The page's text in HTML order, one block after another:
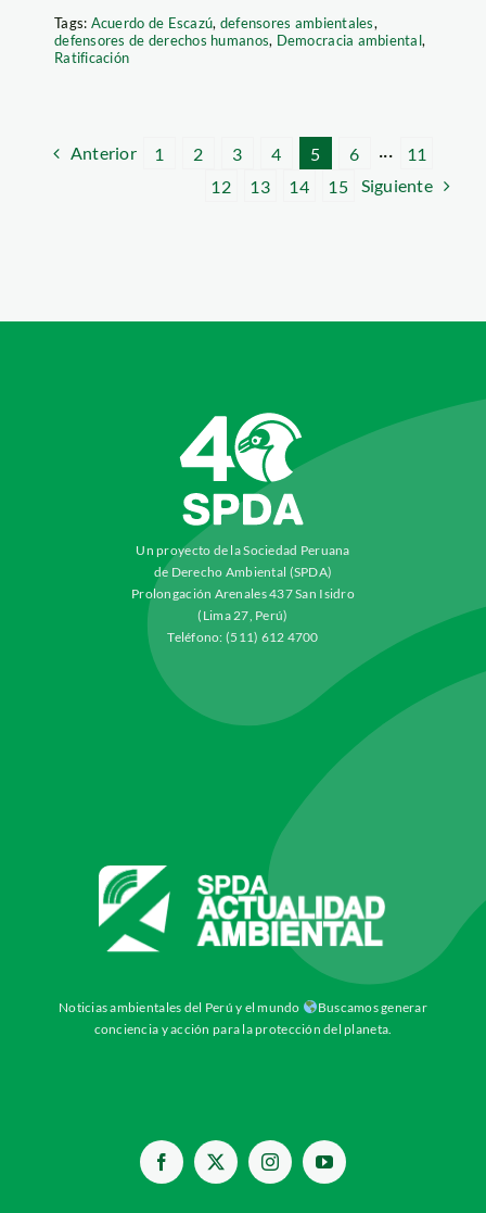
Tags: Acuerdo de Escazú, defensores ambientales,
defensores de derechos humanos, Democracia ambiental,
Ratificación
Anterior 1 2 3 4 5 6 ···
11
12
13 14 15 Siguiente
Un proyecto de la Sociedad Peruana
de Derecho Ambiental (SPDA)
Prolongación Arenales 437 San Isidro
(Lima 27, Perú)
Teléfono: (511) 612 4700
Noticias ambientales del Perú y el mundo
Buscamos generar
conciencia y acción para la protección del planeta.